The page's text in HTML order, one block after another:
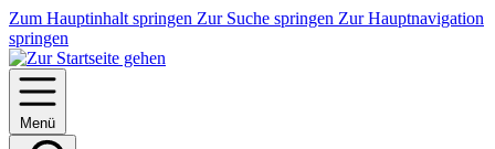
Zum Hauptinhalt springen Zur Suche springen Zur Hauptnavigation
springen
Menü